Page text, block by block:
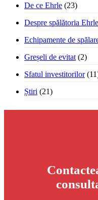
De ce Ehrle (23)
Despre spălătoria Ehrle
Echipamente de
Greșeli de evitat (2)
Sfatul investitorilor
Știri (21)